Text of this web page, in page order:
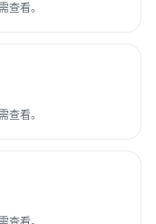
查看。
查看。